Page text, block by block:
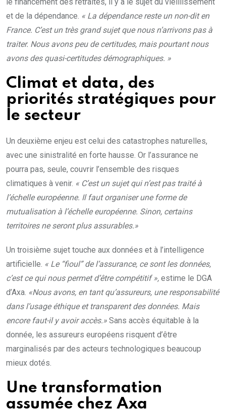
le financement des retraites, il y a le sujet du vieillissement
et de la dépendance. « La dépendance reste un non-dit en
France. C’est un très grand sujet que nous n’arrivons pas à
traiter. Nous avons peu de certitudes, mais pourtant nous
avons des quasi-certitudes démographiques. »
Climat et data, des
priorités stratégiques pour
le secteur
Un deuxième enjeu est celui des catastrophes naturelles,
avec une sinistralité en forte hausse. Or l’assurance ne
pourra pas, seule, couvrir l’ensemble des risques
climatiques à venir. « C’est un sujet qui n’est pas traité à
l’échelle européenne. Il faut organiser une forme de
mutualisation à l’échelle européenne. Sinon, certains
territoires ne seront plus assurables.»
Un troisième sujet touche aux données et à l’intelligence
artificielle. « Le “fioul” de l’assurance, ce sont les données,
c’est ce qui nous permet d’être compétitif », estime le DGA
d’Axa. «Nous avons, en tant qu’assureurs, une responsabilité
dans l’usage éthique et transparent des données. Mais
encore faut-il y avoir accès.» Sans accès équitable à la
donnée, les assureurs européens risquent d’être
marginalisés par des acteurs technologiques beaucoup
mieux dotés.
Une transformation
assumée chez Axa